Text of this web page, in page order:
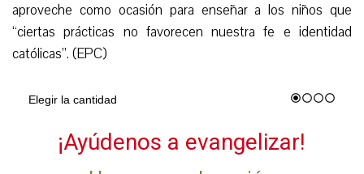
aproveche como ocasión para enseñar a los niños que
“ciertas prácticas no favorecen nuestra fe e identidad
católicas”. (EPC)